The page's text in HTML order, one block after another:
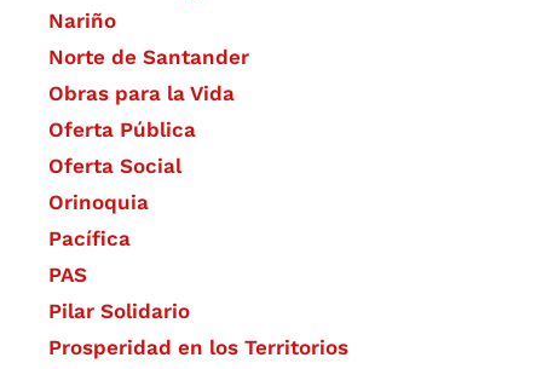
Nariño
Norte de Santander
Obras para la Vida
Oferta Pública
Oferta Social​​
Orinoquia
Pacífica
PAS
Pilar Solidario
Prosperidad en los Territorios